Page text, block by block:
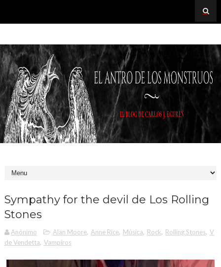
Sympathy for the devil de Los Rolling
Stones
Anónimo Alan Moore, Anne Rice, Música, Rock, Rolling Stones, V
de Vendetta, Vampiros